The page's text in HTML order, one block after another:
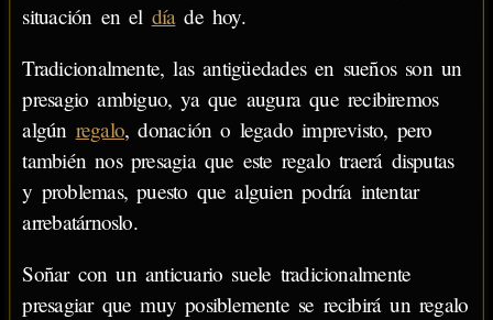
situación en el díade hoy.
Tradicionalmente, las antigüedades en sueños son un
presagio ambiguo, ya que augura que recibiremos
algún regalo, donación o legado imprevisto, pero
también nos presagia que este regalo traerá disputas
y problemas, puesto que alguien podría intentar
arrebatárnoslo.
Soñar con un anticuario suele tradicionalmente
presagiar que muy posiblemente se recibirá un regalo